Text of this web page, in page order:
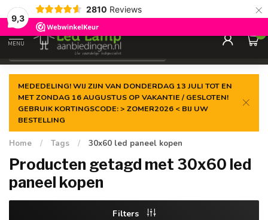
9,3
2810 Reviews ×
Gegarandeerde delaagste prijs
MENU
0
MEDEDELING! WIJ ZIJN VAN DONDERDAG 13 JULI TOT EN
MET ZONDAG 16 AUGUSTUS OP VAKANTIE / GESLOTEN!
GEBRUIK KORTINGSCODE: > ZOMER2026 < BIJ UW
BESTELLING
Home / Tags / 30x60 led paneel kopen
Producten getagd met 30x60 led
paneel kopen
Filters